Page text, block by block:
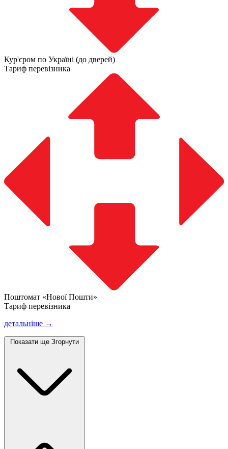
Кур'єром по Україні (до дверей)
Тариф перевізника
Поштомат «Нової Пошти»
Тариф перевізника
детальніше →
Показати ще Згорнути